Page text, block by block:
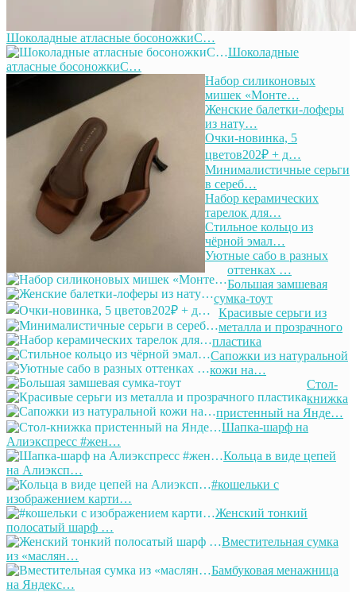
Шоколадные атласные босоножкиС…
Шоколадные
атласные босоножкиС…
Набор силиконовых
мишек «Монте…
Женские балетки-лоферы
из нату…
Очки-новинка, 5
цветов202₽ + д…
Минималистичные серьги
в сереб…
Набор керамических
тарелок для…
Стильное кольцо из
чёрной эмал…
Уютные сабо в разных
оттенках …
Большая замшевая
сумка-тоут
Красивые серьги из
металла и прозрачного
пластика
Сапожки из натуральной
кожи на…
Стол-
книжка
пристенный на Янде…
Шапка-шарф на
Алиэкспресс #жен…
Кольца в виде цепей
на Алиэксп…
#кошельки с
изображением карти…
Женский тонкий
полосатый шарф …
Вместительная сумка
из «маслян…
Бамбуковая менажница
на Яндекс…